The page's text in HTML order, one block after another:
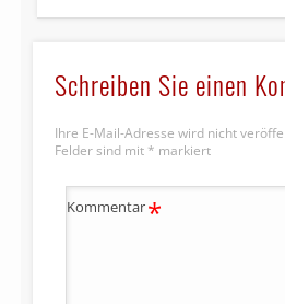
Schreiben Sie einen
Ihre E-Mail-Adresse wird nicht
Felder sind mit * markiert
Kommentar*